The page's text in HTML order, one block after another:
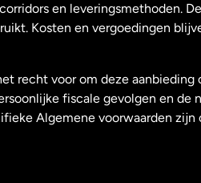
en leveringsmethoden.
Kosten en vergoedingen
recht voor om deze
fiscale gevolgen en de
Algemene voorwaarden